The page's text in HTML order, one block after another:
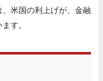
米国の利上げが、金融
す。